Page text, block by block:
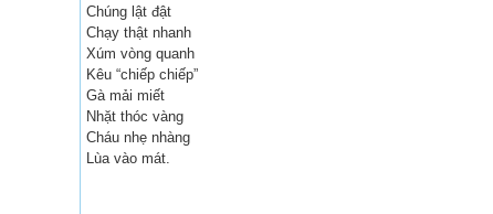
Chúng lật đật
Chạy thật nhanh
Xúm vòng quanh
Kêu “chiếp chiếp”
Gà mải miết
Nhặt thóc vàng
Cháu nhẹ nhàng
Lùa vào mát.